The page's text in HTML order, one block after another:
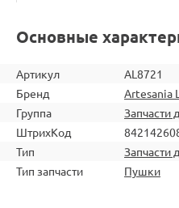
Основные
Артикул
AL8721
Бренд
Artesania
Группа
Запчасти
ШтрихКод
Тип
Запчасти
Тип запчасти
Пушки